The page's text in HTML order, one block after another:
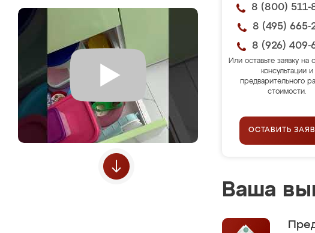
8 (800) 511-
8 (495) 665-
8 (926) 409-
Или оставьте заявку на
консультации и
предварительного
стоимости.
ОСТАВИТЬ
Ваша